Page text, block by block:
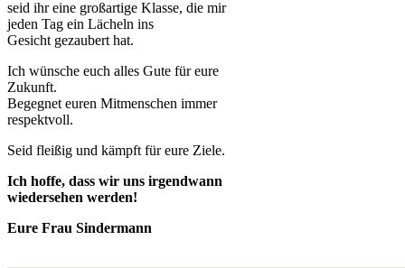
seid ihr eine großartige Klasse, die mir
jeden Tag ein Lächeln ins
Gesicht gezaubert hat.
Ich wünsche euch alles Gute für eure
Zukunft.
Begegnet euren Mitmenschen immer
respektvoll.
Seid fleißig und kämpft für eure Ziele.
Ich hoffe, dass wir uns irgendwann
wiedersehen werden!
Eure Frau Sindermann